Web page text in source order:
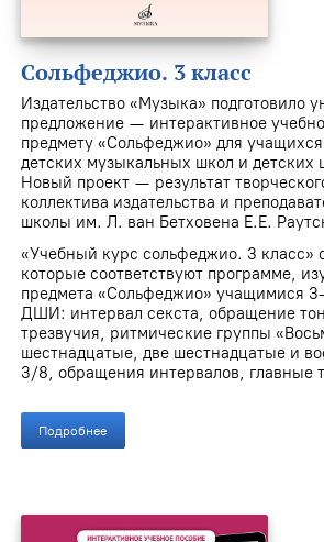
Сольфеджио. 3 класс
Издательство «Музыка» подготовило
предложение — интерактивное
предмету «Сольфеджио» для
детских музыкальных школ и детских
Новый проект — результат
коллектива издательства и
школы им. Л. ван Бетховена Е.Е.
«Учебный курс сольфеджио. 3 класс»
которые соответствуют программе,
предмета «Сольфеджио» учащимися
ДШИ: интервал секста, обращение
трезвучия, ритмические группы
шестнадцатые, две шестнадцатые и
3/8, обращения интервалов, главные
Подробнее